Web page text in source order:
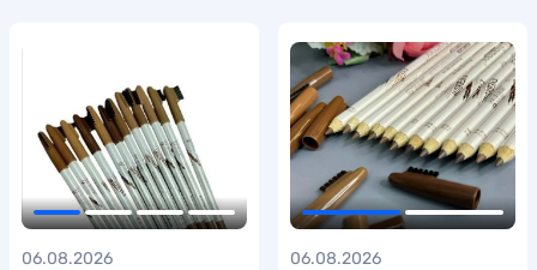
06.08.2026 06.08.2026